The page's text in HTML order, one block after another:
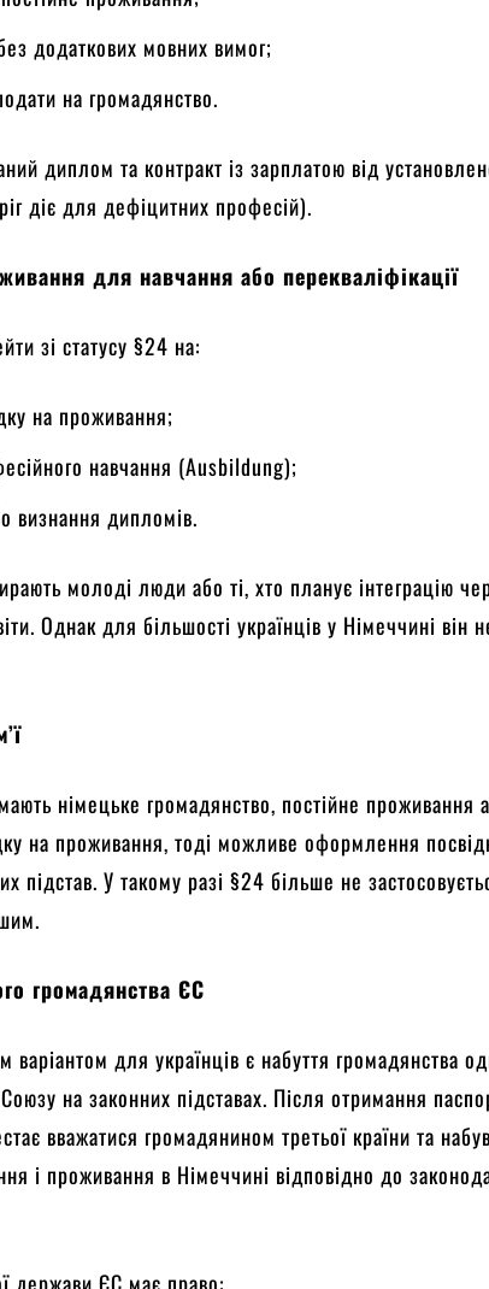
додаткових мовних вимог;
на громадянство.
диплом та контракт із зарплатою від
діє для дефіцитних професій).
для навчання або перекваліфікації
зі статусу §24 на:
на проживання;
навчання (Ausbildung);
визнання дипломів.
молоді люди або ті, хто планує інтеграцію
Однак для більшості українців у Німеччині він
німецьке громадянство, постійне проживання
на проживання, тоді можливе оформлення
підстав. У такому разі §24 більше не
громадянства ЄС
варіантом для українців є набуття громадянства
на законних підставах. Після отримання
вважатися громадянином третьої країни та
і проживання в Німеччині відповідно до